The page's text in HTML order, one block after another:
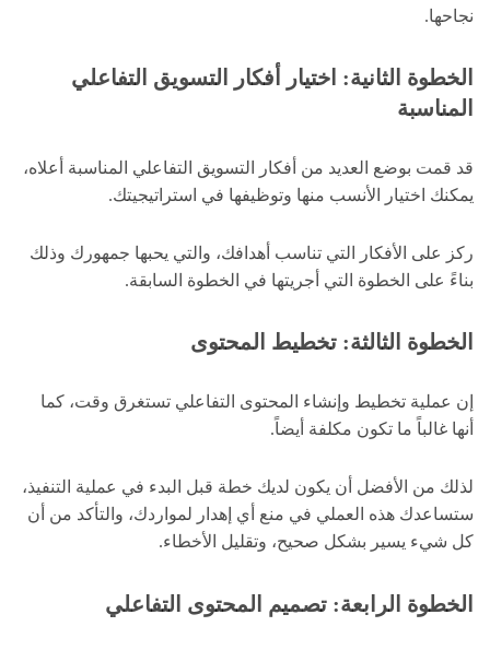
نجاحها.
الخطوة الثانية: اختيار أفكار التسويق التفاعلي
المناسبة
قد قمت بوضع العديد من أفكار التسويق التفاعلي المناسبة أعلاه،
يمكنك اختيار الأنسب منها وتوظيفها في استراتيجيتك.
ركز على الأفكار التي تناسب أهدافك، والتي يحبها جمهورك وذلك
بناءً على الخطوة التي أجريتها في الخطوة السابقة.
الخطوة الثالثة: تخطيط المحتوى
إن عملية تخطيط وإنشاء المحتوى التفاعلي تستغرق وقت، كما
أنها غالباً ما تكون مكلفة أيضاً.
لذلك من الأفضل أن يكون لديك خطة قبل البدء في عملية التنفيذ،
ستساعدك هذه العملي في منع أي إهدار لمواردك، والتأكد من أن
كل شيء يسير بشكل صحيح، وتقليل الأخطاء.
الخطوة الرابعة: تصميم المحتوى التفاعلي